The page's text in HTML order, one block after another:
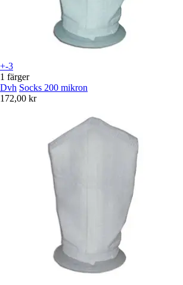
+-3
1 färger
Dvh Socks 200 mikron
172,00 kr